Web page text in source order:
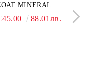
60x120 см,
44.01лв.
MINERAL
STONE, СИТЕН
88.01лв.